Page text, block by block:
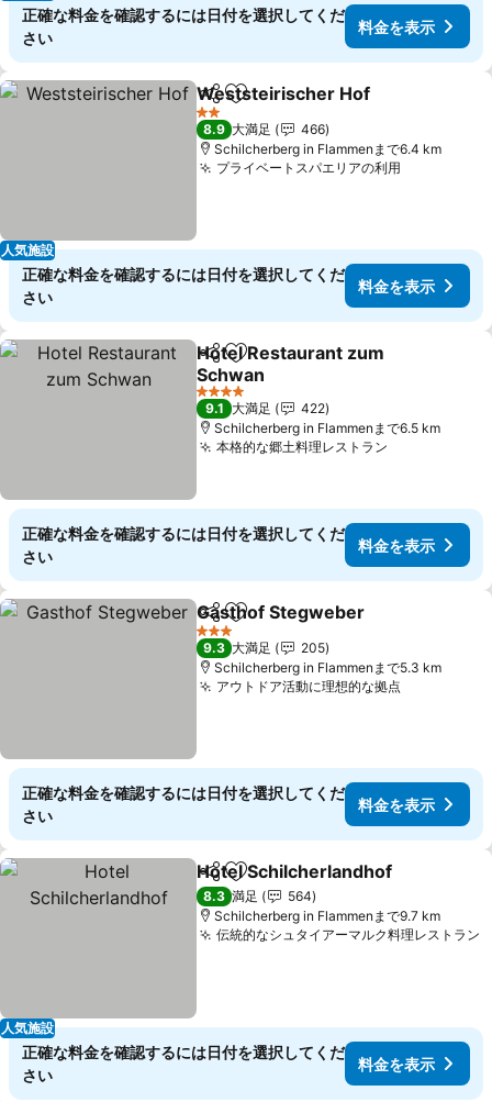
正確な料金を確認するには日付を選択してくだ
さい
料金を表示
人気施設
シェアお気に入りに追加
Weststeirischer Hof
2 ホテルのランク
8.9 大満足
466
Schilcherberg in Flammenまで6.4 km
プライベートスパエリアの利用
正確な料金を確認するには日付を選択してくだ
さい
料金を表示
シェアお気に入りに追加
Hotel Restaurant zum
Schwan
料金を表示
4 ホテルのランク
9.1 大満足
422
Schilcherberg in Flammenまで6.5 km
本格的な郷土料理レストラン
正確な料金を確認するには日付を選択してくだ
さい
料金を表示
シェアお気に入りに追加
Gasthof Stegweber
3 ホテルのランク
9.3 大満足
205
Schilcherberg in Flammenまで5.3 km
アウトドア活動に理想的な拠点料金を表示
正確な料金を確認するには日付を選択してくだ
さい
料金を表示
人気施設
シェアお気に入りに追加
Hotel Schilcherlandhof
8.3 満足
564
Schilcherberg in Flammenまで9.7 km
伝統的なシュタイアーマルク料理レストラン
正確な料金を確認するには日付を選択してくだ
さい
料金を表示